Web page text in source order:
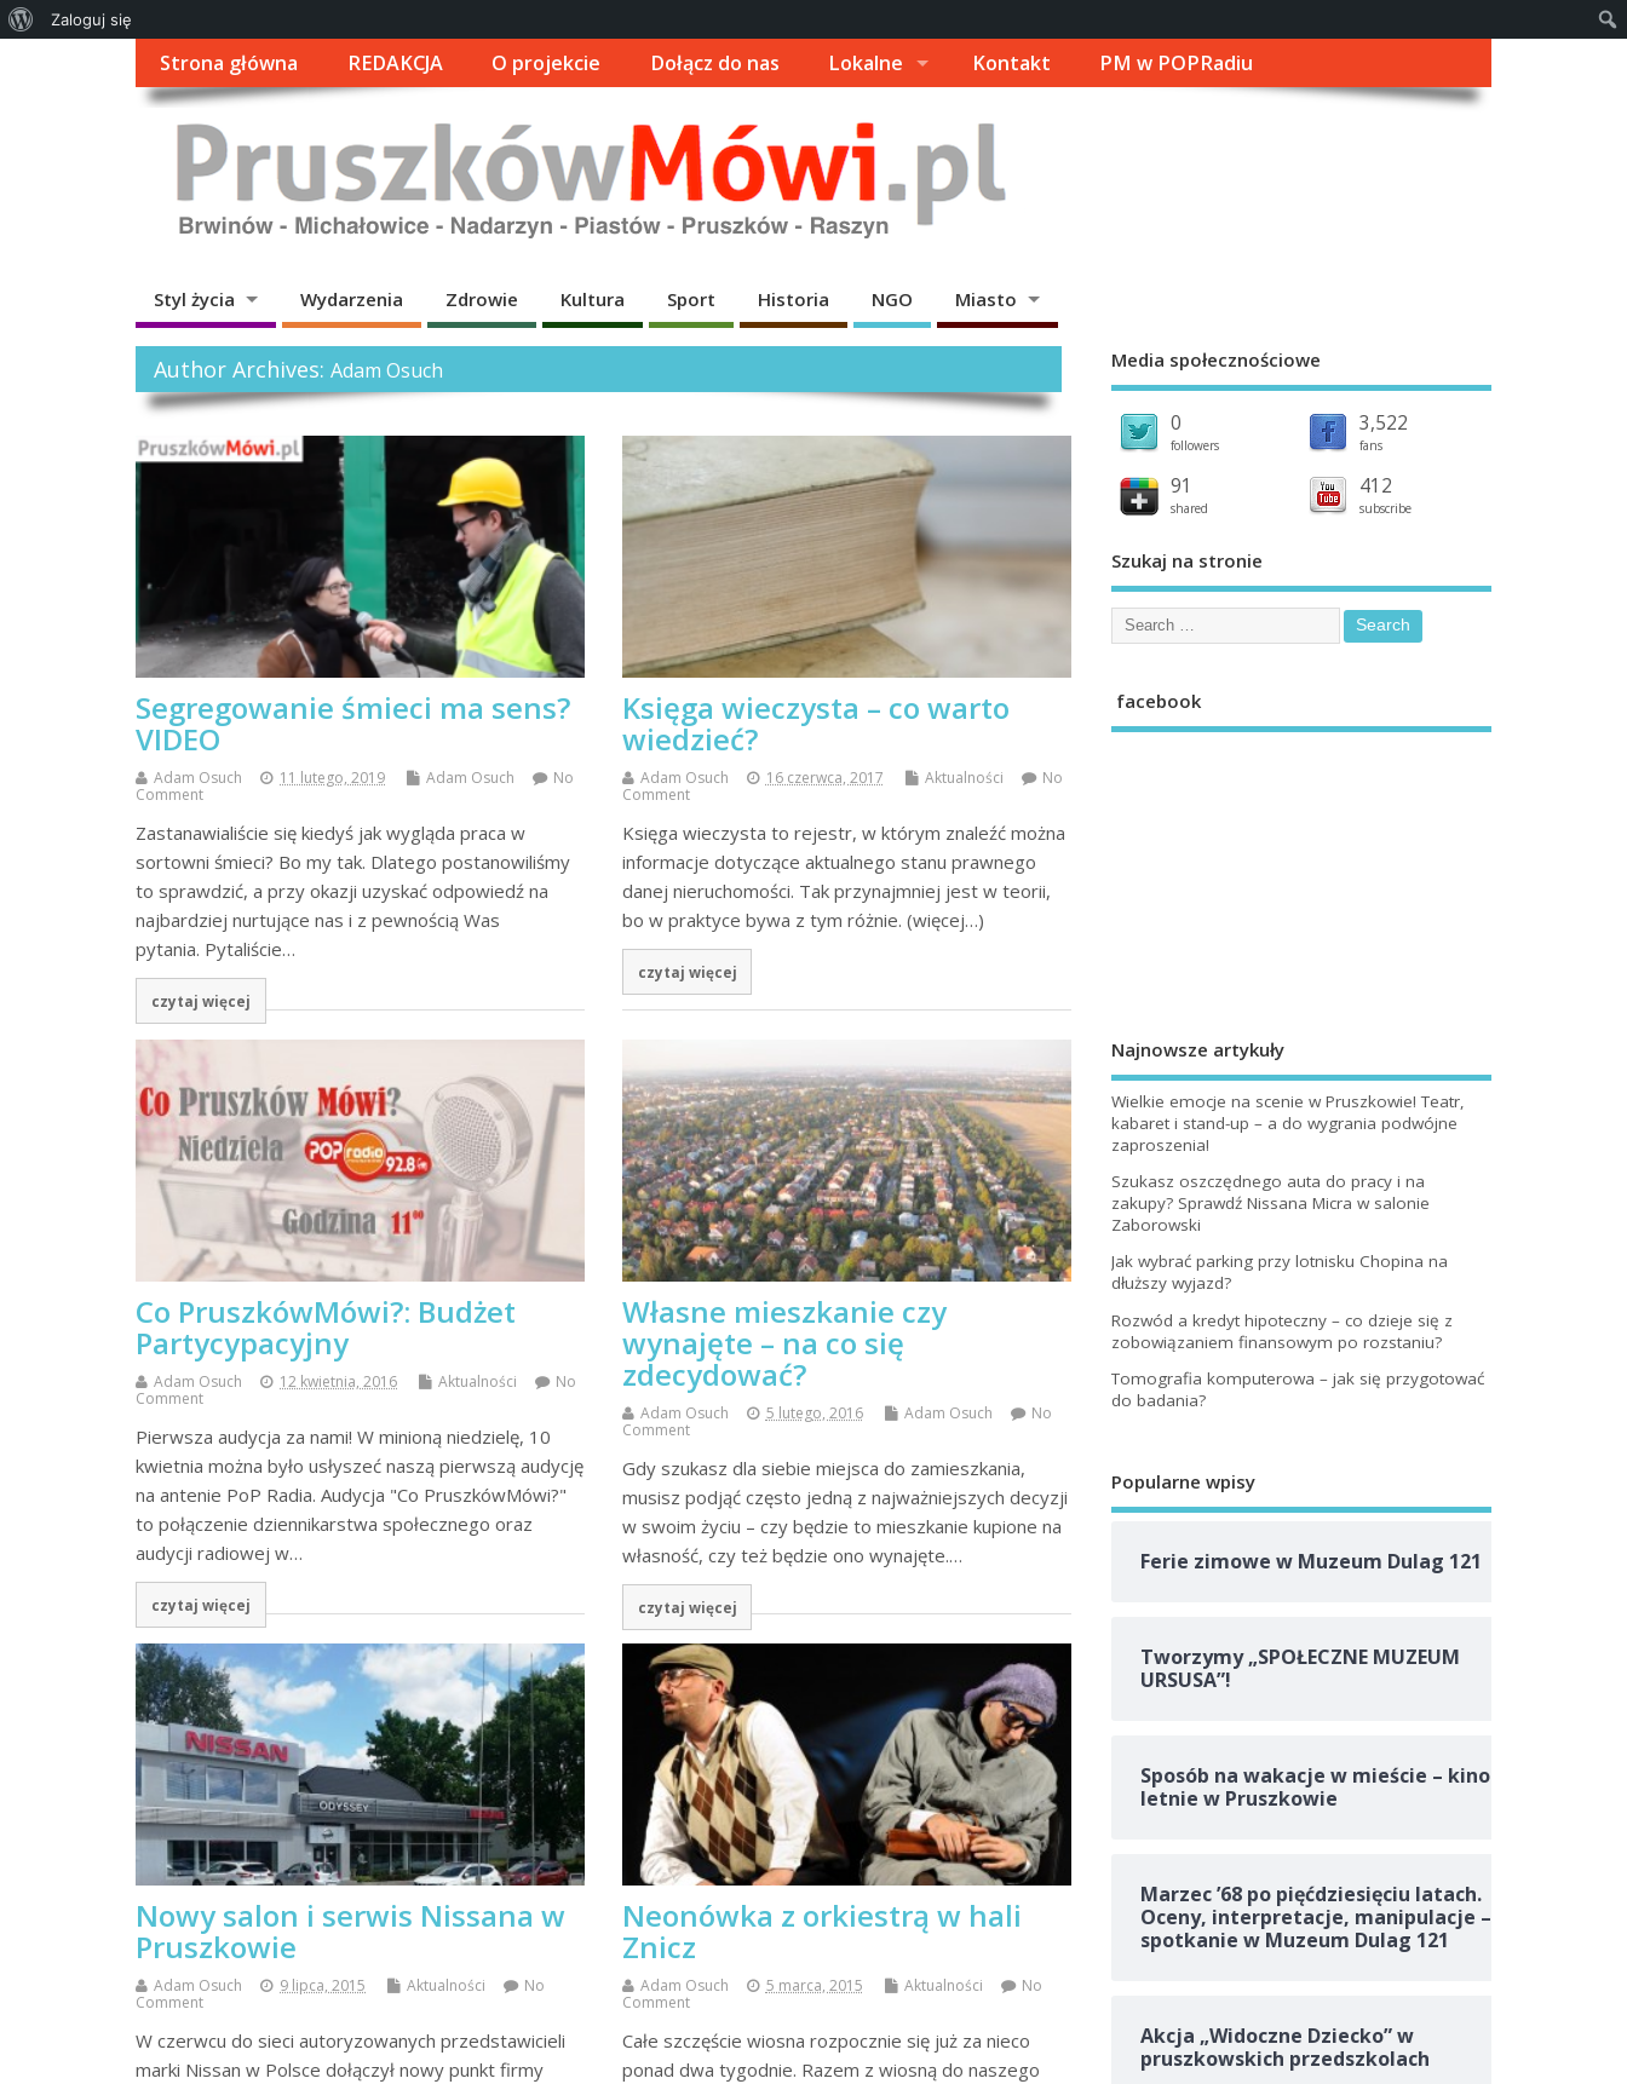
Strona główna REDAKCJA O projekcie Dołącz do nas Lokalne Kontakt PM w POPRadiu
Styl życia Wydarzenia Zdrowie Kultura Sport Historia NGO Miasto
Author Archives:Adam Osuch
Segregowanie śmieci ma sens?
VIDEO
Adam Osuch 11 lutego, 2019 Adam Osuch
No
Comment
Zastanawialiście się kiedyś jak wygląda praca w
sortowni śmieci? Bo my tak. Dlatego postanowiliśmy
to sprawdzić, a przy okazji uzyskać odpowiedź na
najbardziej nurtujące nas i z pewnością Was
pytania. Pytaliście…
czytaj więcej
Księga wieczysta – co warto
wiedzieć?
Adam Osuch 16 czerwca, 2017 Aktualności
No
Comment
Księga wieczysta to rejestr, w którym znaleźć można
informacje dotyczące aktualnego stanu prawnego
danej nieruchomości. Tak przynajmniej jest w teorii,
bo w praktyce bywa z tym różnie. (więcej…)
czytaj więcej
Co PruszkówMówi?: Budżet
Partycypacyjny
Adam Osuch 12 kwietnia, 2016 Aktualności
No
Comment
Pierwsza audycja za nami! W minioną niedzielę, 10
kwietnia można było usłyszeć naszą pierwszą audycję
na antenie PoP Radia. Audycja "Co PruszkówMówi?"
to połączenie dziennikarstwa społecznego oraz
audycji radiowej w…
czytaj więcej
Własne mieszkanie czy
wynajęte – na co się
zdecydować?
Adam Osuch 5 lutego, 2016 Adam Osuch
No
Comment
Gdy szukasz dla siebie miejsca do zamieszkania,
musisz podjąć często jedną z najważniejszych decyzji
w swoim życiu – czy będzie to mieszkanie kupione na
własność, czy też będzie ono wynajęte.…
czytaj więcej
Nowy salon i serwis Nissana w
Pruszkowie
Adam Osuch 9 lipca, 2015 Aktualności
No
Comment
W czerwcu do sieci autoryzowanych przedstawicieli
marki Nissan w Polsce dołączył nowy punkt firmy
Neonówka z orkiestrą w hali
Znicz
Adam Osuch 5 marca, 2015 Aktualności
No
Comment
Całe szczęście wiosna rozpocznie się już za nieco
ponad dwa tygodnie. Razem z wiosną do naszego
Media społecznościowe
0
followers
3,522
fans
91
shared
412
subscribe
Szukaj na stronie
facebook
Najnowsze artykuły
Wielkie emocje na scenie w Pruszkowie! Teatr,
kabaret i stand-up – a do wygrania podwójne
zaproszenia!
Szukasz oszczędnego auta do pracy i na
zakupy? Sprawdź Nissana Micra w salonie
Zaborowski
Jak wybrać parking przy lotnisku Chopina na
dłuższy wyjazd?
Rozwód a kredyt hipoteczny – co dzieje się z
zobowiązaniem finansowym po rozstaniu?
Tomografia komputerowa – jak się przygotować
do badania?
Popularne wpisy
Ferie zimowe w Muzeum Dulag 121
Tworzymy „SPOŁECZNE MUZEUM
URSUSA”!
Sposób na wakacje w mieście – kino
letnie w Pruszkowie
Marzec ’68 po pięćdziesięciu latach.
Oceny, interpretacje, manipulacje –
spotkanie w Muzeum Dulag 121
Akcja „Widoczne Dziecko” w
pruszkowskich przedszkolach
Zaloguj się